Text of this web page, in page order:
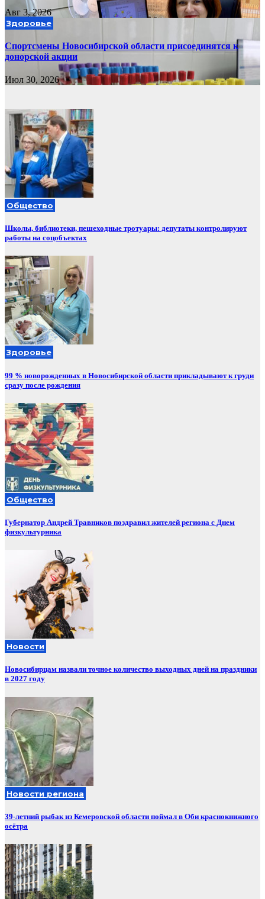
Авг 3, 2026
Здоровье
Спортсмены Новосибирской области присоединятся к
донорской акции
Июл 30, 2026
Общество
Школы, библиотеки, пешеходные тротуары: депутаты контролируют
работы на соцобъектах
Здоровье
99 % новорожденных в Новосибирской области прикладывают к груди
сразу после рождения
Общество
Губернатор Андрей Травников поздравил жителей региона с Днем
физкультурника
Новости
Новосибирцам назвали точное количество выходных дней на праздники
в 2027 году
Новости региона
39-летний рыбак из Кемеровской области поймал в Оби краснокнижного
осётра